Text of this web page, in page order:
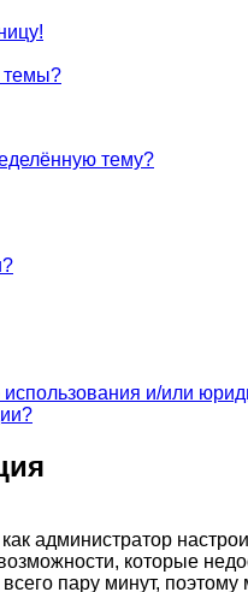
темы?
тему?
и/или
как администратор
которые
пару минут,